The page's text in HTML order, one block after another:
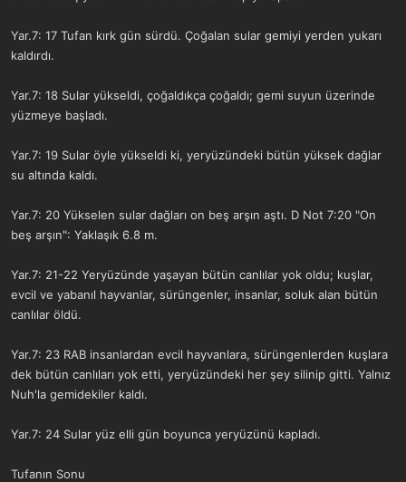
Yar.7: 17 Tufan kırk gün sürdü. Çoğalan sular gemiyi yerden yukarı
kaldırdı.
Yar.7: 18 Sular yükseldi, çoğaldıkça çoğaldı; gemi suyun üzerinde
yüzmeye başladı.
Yar.7: 19 Sular öyle yükseldi ki, yeryüzündeki bütün yüksek dağlar
su altında kaldı.
Yar.7: 20 Yükselen sular dağları on beş arşın aştı. D Not 7:20 "On
beş arşın": Yaklaşık 6.8 m.
Yar.7: 21-22 Yeryüzünde yaşayan bütün canlılar yok oldu; kuşlar,
evcil ve yabanıl hayvanlar, sürüngenler, insanlar, soluk alan bütün
canlılar öldü.
Yar.7: 23 RAB insanlardan evcil hayvanlara, sürüngenlerden kuşlara
dek bütün canlıları yok etti, yeryüzündeki her şey silinip gitti. Yalnız
Nuh'la gemidekiler kaldı.
Yar.7: 24 Sular yüz elli gün boyunca yeryüzünü kapladı.
Tufanın Sonu